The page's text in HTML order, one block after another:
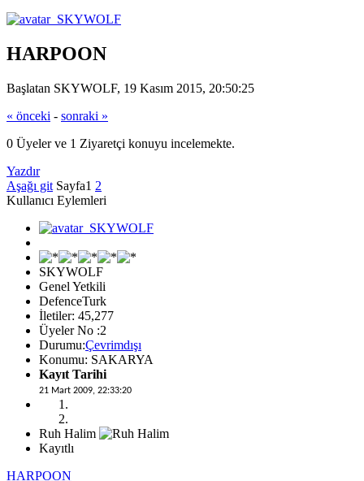
HARPOON
Başlatan SKYWOLF, 19 Kasım 2015, 20:50:25
« önceki - sonraki »
0 Üyeler ve 1 Ziyaretçi konuyu incelemekte.
Yazdır
Aşağı git Sayfa1 2
Kullanıcı Eylemleri
SKYWOLF
Genel Yetkili
DefenceTurk
İletiler: 45,277
Üyeler No :2
Durumu:Çevrimdışı
Konumu: SAKARYA
Kayıt Tarihi
21 Mart 2009, 22:33:20
Ruh Halim
Kayıtlı
HARPOON